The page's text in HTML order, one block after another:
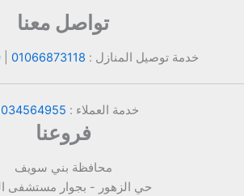
تواصل معنا
خدمة توصيل المنازل : 01066873118
|
خدمة العملاء :
فروعنا
محافظة بني سويف
حي الزهور - بجوار مستشفى